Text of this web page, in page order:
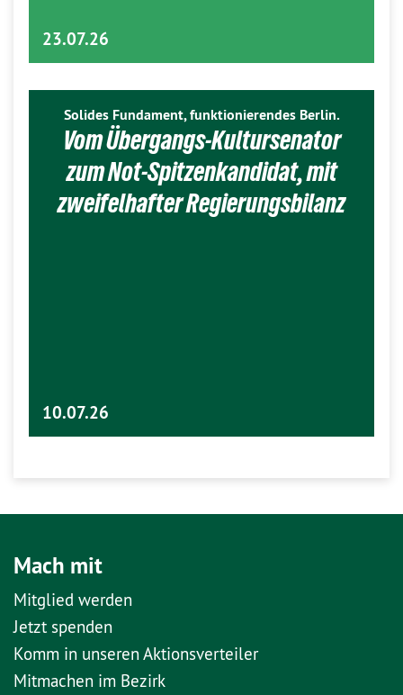
23.07.26
Solides Fundament, funktionierendes Berlin.
Vom Übergangs-Kultursenator
zum Not-Spitzenkandidat, mit
zweifelhafter Regierungsbilanz
10.07.26
Mach mit
Mitglied werden
Jetzt spenden
Komm in unseren Aktionsverteiler
Mitmachen im Bezirk